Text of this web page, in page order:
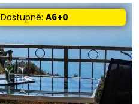
Dostupné:A6+0